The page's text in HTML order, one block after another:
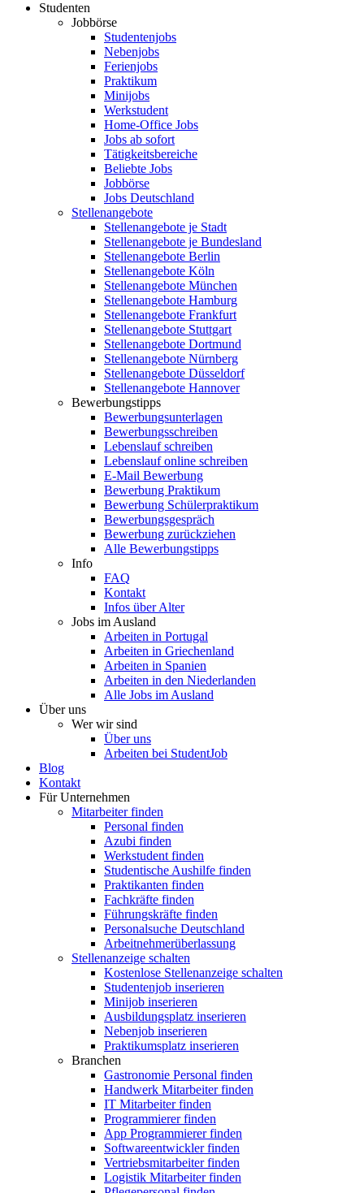
Studenten
Jobbörse
Studentenjobs
Nebenjobs
Ferienjobs
Praktikum
Minijobs
Werkstudent
Home-Office Jobs
Jobs ab sofort
Tätigkeitsbereiche
Beliebte Jobs
Jobbörse
Jobs Deutschland
Stellenangebote
Stellenangebote je Stadt
Stellenangebote je Bundesland
Stellenangebote Berlin
Stellenangebote Köln
Stellenangebote München
Stellenangebote Hamburg
Stellenangebote Frankfurt
Stellenangebote Stuttgart
Stellenangebote Dortmund
Stellenangebote Nürnberg
Stellenangebote Düsseldorf
Stellenangebote Hannover
Bewerbungstipps
Bewerbungsunterlagen
Bewerbungsschreiben
Lebenslauf schreiben
Lebenslauf online schreiben
E-Mail Bewerbung
Bewerbung Praktikum
Bewerbung Schülerpraktikum
Bewerbungsgespräch
Bewerbung zurückziehen
Alle Bewerbungstipps
Info
FAQ
Kontakt
Infos über Alter
Jobs im Ausland
Arbeiten in Portugal
Arbeiten in Griechenland
Arbeiten in Spanien
Arbeiten in den Niederlanden
Alle Jobs im Ausland
Über uns
Wer wir sind
Über uns
Arbeiten bei StudentJob
Blog
Kontakt
Für Unternehmen
Mitarbeiter finden
Personal finden
Azubi finden
Werkstudent finden
Studentische Aushilfe finden
Praktikanten finden
Fachkräfte finden
Führungskräfte finden
Personalsuche Deutschland
Arbeitnehmerüberlassung
Stellenanzeige schalten
Kostenlose Stellenanzeige schalten
Studentenjob inserieren
Minijob inserieren
Ausbildungsplatz inserieren
Nebenjob inserieren
Praktikumsplatz inserieren
Branchen
Gastronomie Personal finden
Handwerk Mitarbeiter finden
IT Mitarbeiter finden
Programmierer finden
App Programmierer finden
Softwareentwickler finden
Vertriebsmitarbeiter finden
Logistik Mitarbeiter finden